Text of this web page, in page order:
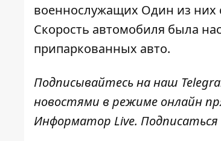
военнослужащих Один из них
Скорость автомобиля была
припаркованных авто.
Подписывайтесь на наш
новостями в режиме онлайн
Информатор Live.